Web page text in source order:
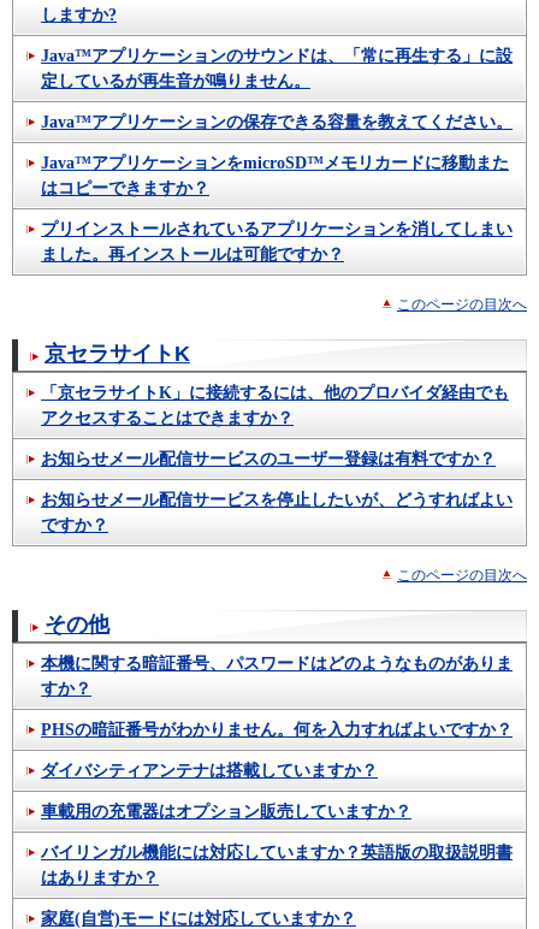
しますか?
Java™アプリケーションのサウンドは、「常に再生する」に設
定しているが再生音が鳴りません。
Java™アプリケーションの保存できる容量を教えてください。
Java™アプリケーションをmicroSD™メモリカードに移動また
はコピーできますか？
プリインストールされているアプリケーションを消してしまい
ました。再インストールは可能ですか？
このページの目次へ
京セラサイトK
「京セラサイトK」に接続するには、他のプロバイダ経由でも
アクセスすることはできますか？
お知らせメール配信サービスのユーザー登録は有料ですか？
お知らせメール配信サービスを停止したいが、どうすればよい
ですか？
このページの目次へ
その他
本機に関する暗証番号、パスワードはどのようなものがありま
すか？
PHSの暗証番号がわかりません。何を入力すればよいですか？
ダイバシティアンテナは搭載していますか？
車載用の充電器はオプション販売していますか？
バイリンガル機能には対応していますか？英語版の取扱説明書
はありますか？
家庭(自営)モードには対応していますか？